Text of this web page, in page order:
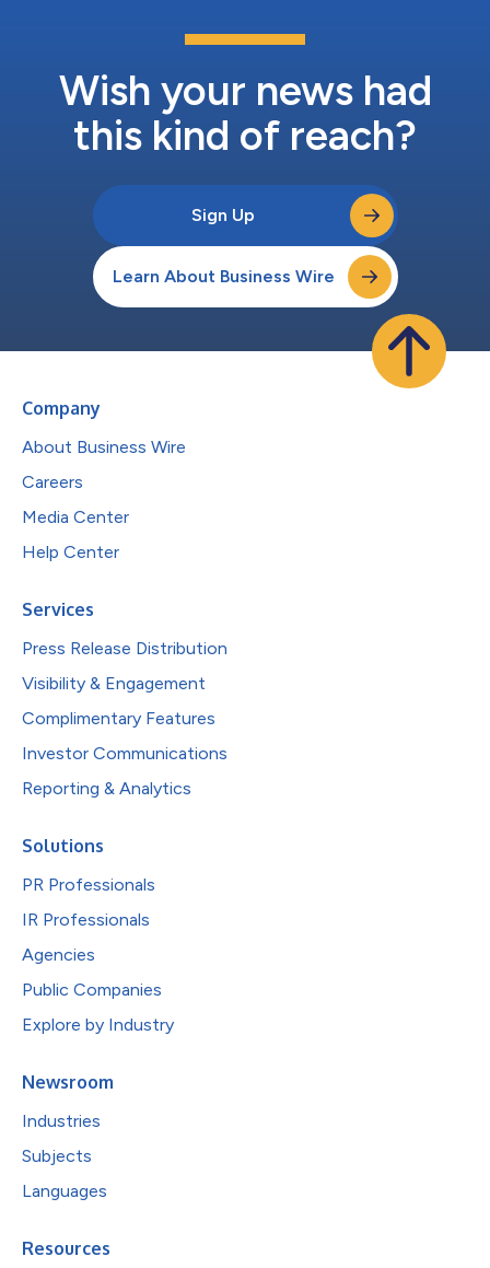
Wish your news had
this kind of reach?
Sign Up
Learn About Business Wire
Company
About Business Wire
Careers
Media Center
Help Center
Services
Press Release Distribution
Visibility & Engagement
Complimentary Features
Investor Communications
Reporting & Analytics
Solutions
PR Professionals
IR Professionals
Agencies
Public Companies
Explore by Industry
Newsroom
Industries
Subjects
Languages
Resources